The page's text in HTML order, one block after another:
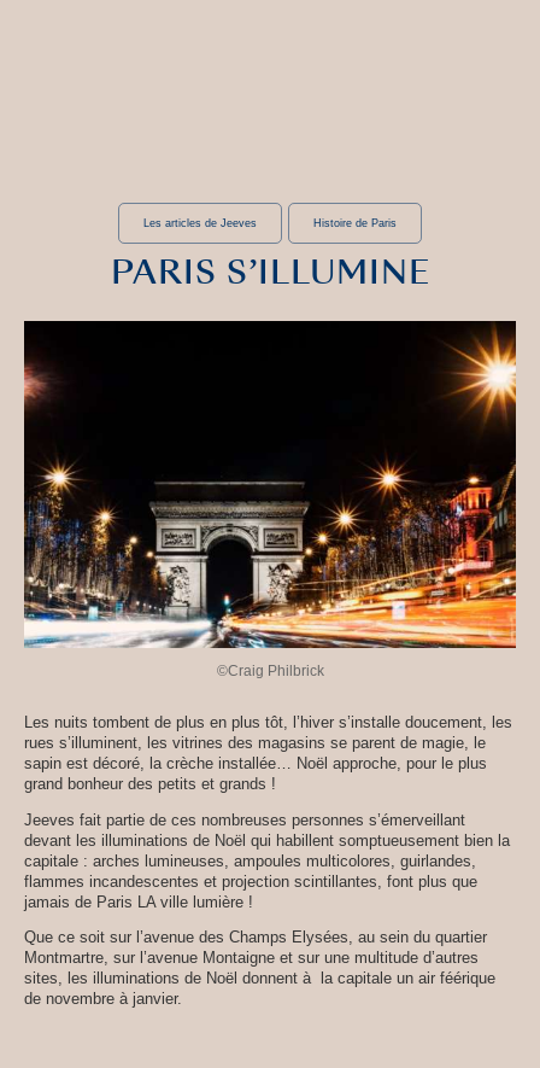
Les articles de Jeeves Histoire de Paris
PARIS S’ILLUMINE
©Craig Philbrick
Les nuits tombent de plus en plus tôt, l’hiver s’installe doucement, les
rues s’illuminent, les vitrines des magasins se parent de magie, le
sapin est décoré, la crèche installée… Noël approche, pour le plus
grand bonheur des petits et grands !
Jeeves fait partie de ces nombreuses personnes s’émerveillant
devant les illuminations de Noël qui habillent somptueusement bien la
capitale : arches lumineuses, ampoules multicolores, guirlandes,
flammes incandescentes et projection scintillantes, font plus que
jamais de Paris LA ville lumière !
Que ce soit sur l’avenue des Champs Elysées, au sein du quartier
Montmartre, sur l’avenue Montaigne et sur une multitude d’autres
sites, les illuminations de Noël donnent à la capitale un air féérique
de novembre à janvier.